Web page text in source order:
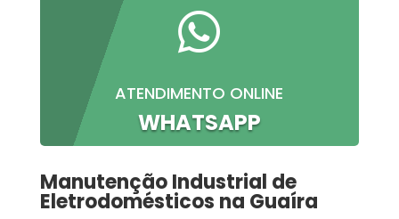

ATENDIMENTO ONLINE
WHATSAPP
Manutenção Industrial de
Eletrodomésticos na Guaíra